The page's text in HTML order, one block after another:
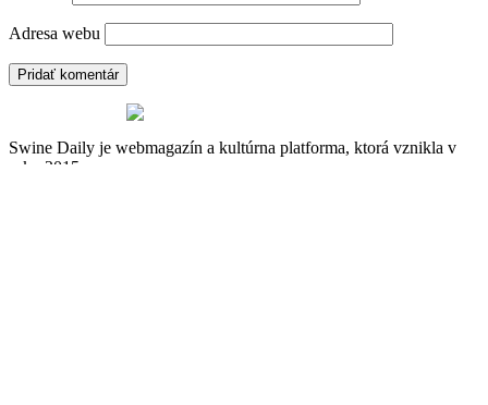
Adresa webu
Swine Daily je webmagazín a kultúrna platforma, ktorá vznikla v
roku 2015.